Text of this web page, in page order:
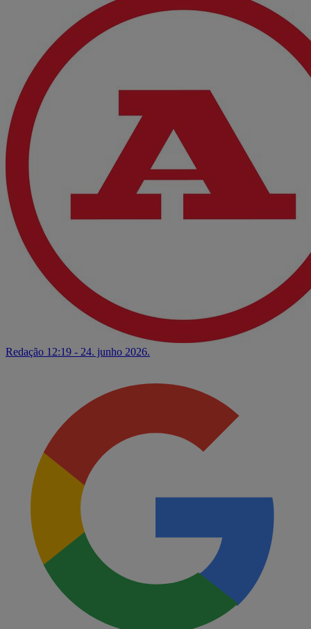
Redação 12:19 - 24. junho 2026.